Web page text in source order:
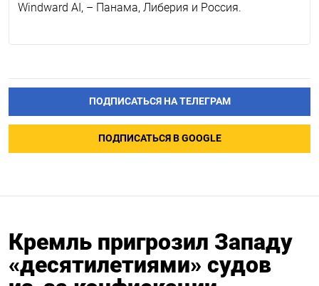
Windward AI, – Панама, Либерия и Россия.
ПОДПИСАТЬСЯ НА ТЕЛЕГРАМ
ПОДПИСАТЬСЯ В GOOGLE
Кремль пригрозил Западу
«десятилетиями» судов